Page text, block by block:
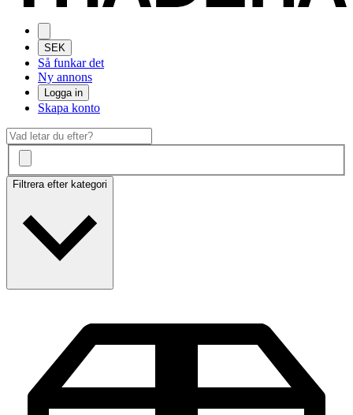
SEK
Så funkar det
Ny annons
Logga in
Skapa konto
Filtrera efter kategori